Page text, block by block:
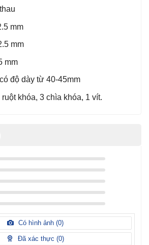
mm
mm
mm
độ dày từ 40-45mm
khóa, 3 chìa khóa, 1 vít.
Có hình ảnh (0)
Đã xác thực (0)